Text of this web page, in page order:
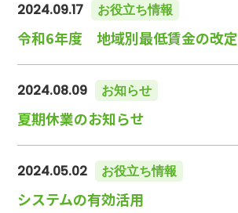
2024.09.17 お役立ち情報
令和6年度 地域別最低賃金の改定
2024.08.09 お知らせ
夏期休業のお知らせ
2024.05.02 お役立ち情報
システムの有効活用